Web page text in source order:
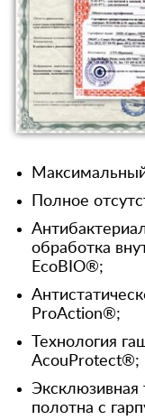
Полное
обработка
EcoBIO®;
ProAction®;
Технология
AcouProtect®;
Эксклюзивная
полотна с